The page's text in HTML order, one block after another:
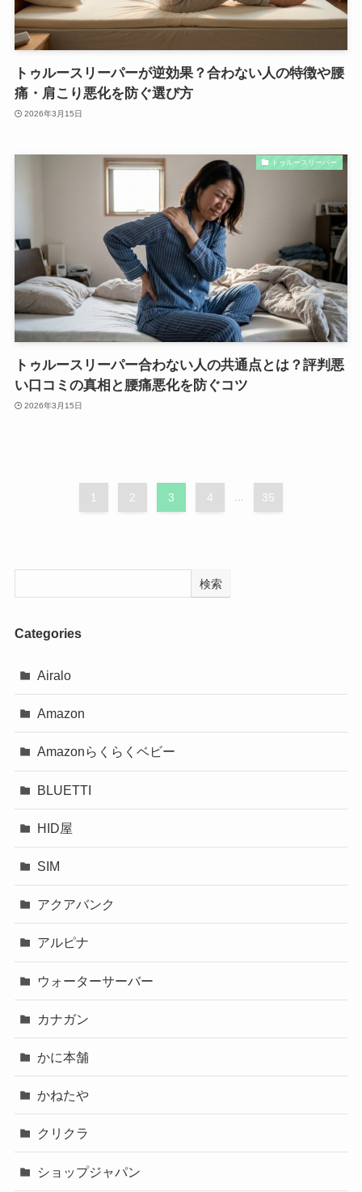
トゥルースリーパーが逆効果？合わない人の特徴や腰
痛・肩こり悪化を防ぐ選び方
2026年3月15日
トゥルースリーパー
トゥルースリーパー合わない人の共通点とは？評判悪
い口コミの真相と腰痛悪化を防ぐコツ
2026年3月15日
1 2 3 4 ... 35
検索
Categories
Airalo
Amazon
Amazonらくらくベビー
BLUETTI
HID屋
SIM
アクアバンク
アルピナ
ウォーターサーバー
カナガン
かに本舗
かねたや
クリクラ
ショップジャパン